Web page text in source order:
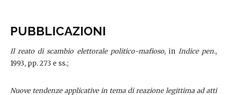
PUBBLICAZIONI
Il reato di scambio elettorale politico-mafioso, in Indice pen.,
1993, pp. 273 e ss.;
Nuove tendenze applicative in tema di reazione legittima ad atti